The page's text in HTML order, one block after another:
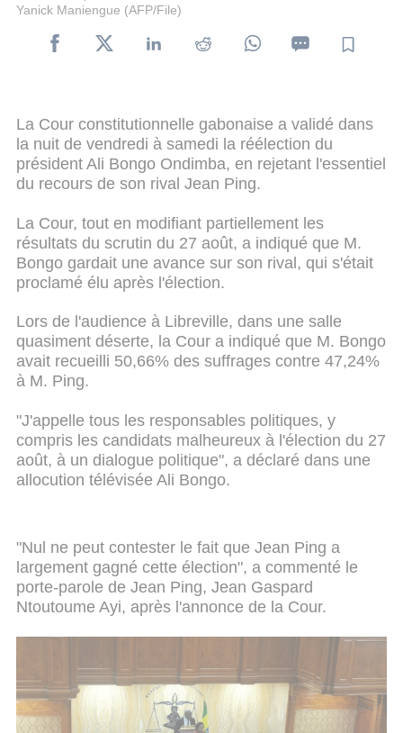
Yanick Maniengue (AFP/File)
La Cour constitutionnelle gabonaise a validé dans
la nuit de vendredi à samedi la réélection du
président Ali Bongo Ondimba, en rejetant l'essentiel
du recours de son rival Jean Ping.
La Cour, tout en modifiant partiellement les
résultats du scrutin du 27 août, a indiqué que M.
Bongo gardait une avance sur son rival, qui s'était
proclamé élu après l'élection.
Lors de l'audience à Libreville, dans une salle
quasiment déserte, la Cour a indiqué que M. Bongo
avait recueilli 50,66% des suffrages contre 47,24%
à M. Ping.
"J'appelle tous les responsables politiques, y
compris les candidats malheureux à l'élection du 27
août, à un dialogue politique", a déclaré dans une
allocution télévisée Ali Bongo.
"Nul ne peut contester le fait que Jean Ping a
largement gagné cette élection", a commenté le
porte-parole de Jean Ping, Jean Gaspard
Ntoutoume Ayi, après l'annonce de la Cour.